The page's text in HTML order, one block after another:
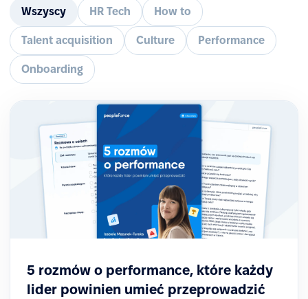
Wszyscy HR Tech How to
Talent acquisition Culture Performance
Onboarding
5 rozmów o performance, które każdy
lider powinien umieć przeprowadzić